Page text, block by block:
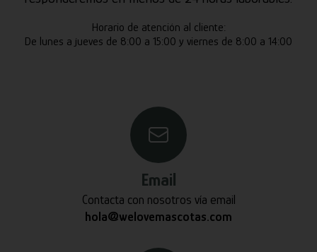
Horario de atención al cliente:
De lunes a jueves de 8:00 a 15:00 y viernes de 8:00 a 14:00
Email
Contacta con nosotros vía email
hola@welovemascotas.com